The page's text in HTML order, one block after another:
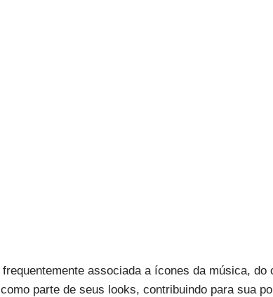
associada a ícones da música, do
parte de seus looks, contribuindo para sua